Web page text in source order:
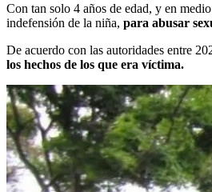
Con tan solo 4 años de edad, y en
indefensión de la niña, para abusar
De acuerdo con las autoridades entre
los hechos de los que era víctima.